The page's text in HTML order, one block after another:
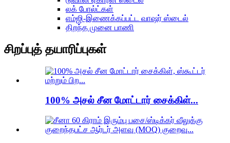
லக் போல்ட்கள்
எம்ஜி-இணைக்கப்பட்ட வாஷர் ஸ்டைல்
திறந்த முனை பாணி
சிறப்புத் தயாரிப்புகள்
100% அசல் சீன மோட்டார் சைக்கிள்...